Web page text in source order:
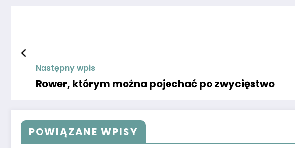
Następny wpis
Rower, którym można pojechać po zwycięstwo
POWIĄZANE WPISY